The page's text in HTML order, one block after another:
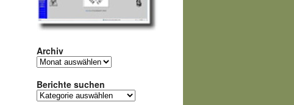
Archiv
Archiv
Berichte suchen
Berichte